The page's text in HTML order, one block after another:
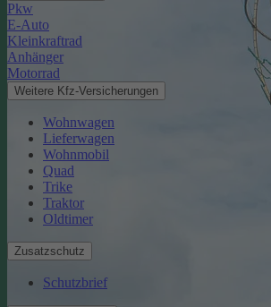
Pkw
E-Auto
Kleinkraftrad
Anhänger
Motorrad
Weitere Kfz-Versicherungen
Wohnwagen
Lieferwagen
Wohnmobil
Quad
Trike
Traktor
Oldtimer
Zusatzschutz
Schutzbrief